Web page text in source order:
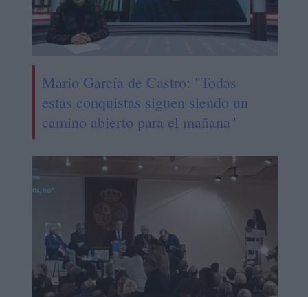
Mario García de Castro: "Todas
estas conquistas siguen siendo un
camino abierto para el mañana"